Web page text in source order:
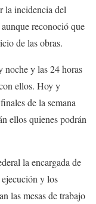
la incidencia del
reconoció que
de las obras.
noche y las 24 horas
ellos. Hoy y
de la semana
ellos quienes podrán
la encargada de
y los
las mesas de trabajo